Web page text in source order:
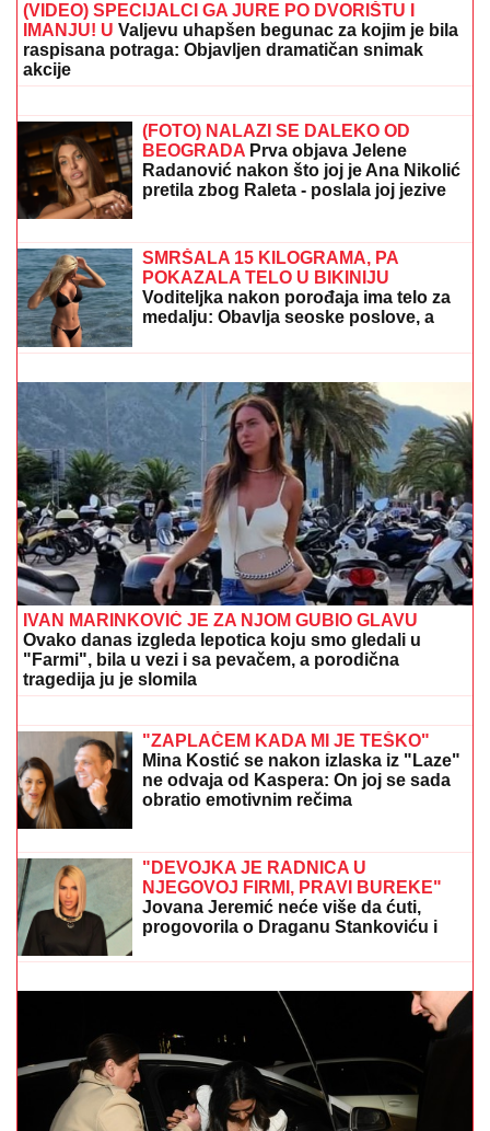
(VIDEO) SPECIJALCI GA JURE PO DVORIŠTU I
IMANJU! U Valjevu uhapšen begunac za kojim je bila
raspisana potraga: Objavljen dramatičan snimak
akcije
BIZNIS ZA KOJI SE MALO ZNAPored
rijalitija i voditeljstva novac mu kaplje i
od ovog posla: "Ljudi mi dolaze
svakodnevno"
Radanović nakon što joj je Ana Nikolić
pretila zbog Raleta - poslala joj jezive
poruke
SRPSKOM REPREZENTATIVCU DEMOLIRAN AUTO
Saša Lukić bio u inostranstvu kada su mu polupana
stakla na skupocenom "bentliju"
SMRŠALA 15 KILOGRAMA, PA
POKAZALA TELO U BIKINIJU
Voditeljka nakon porođaja ima telo za
medalju: Obavlja seoske poslove, a
kada se skine muškarcima padnu
(VIDEO) "ONI MOLE DA UĐU U ELITU
10"Dača Virijević raskrinkao rijaliti
učesnike, otkrio sve o Aneli i Kariću,
pa šokirao: "Filip se dopisuje sa
pevačicom"
IVAN MARINKOVIĆ JE ZA NJOM GUBIO GLAVU
Ovako danas izgleda lepotica koju smo gledali u
"Farmi", bila u vezi i sa pevačem, a porodična
tragedija ju je slomila